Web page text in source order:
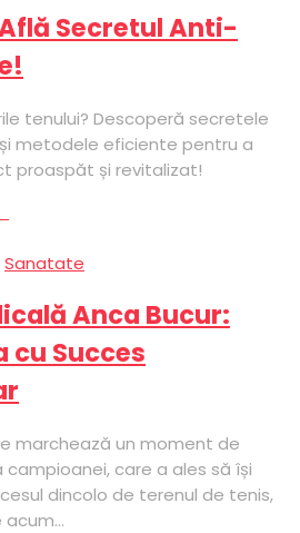
Secretul Anti-
tenului? Descoperă secretele
metodele eficiente pentru a
proaspăt și revitalizat!
Sanatate
Anca Bucur:
cu Succes
marchează un moment de
care a ales să își
dincolo de terenul de tenis,